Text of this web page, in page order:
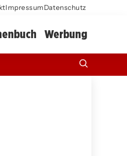
ImpressumDatenschutz
Werbung